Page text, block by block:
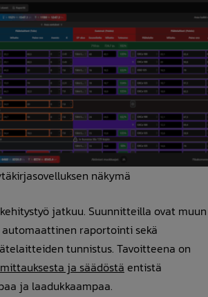
näkymä
jatkuu. Suunnitteilla ovat muun
automaattinen raportointi sekä
tunnistus. Tavoitteena on
ja säädöstä entistä
ja laadukkaampaa.